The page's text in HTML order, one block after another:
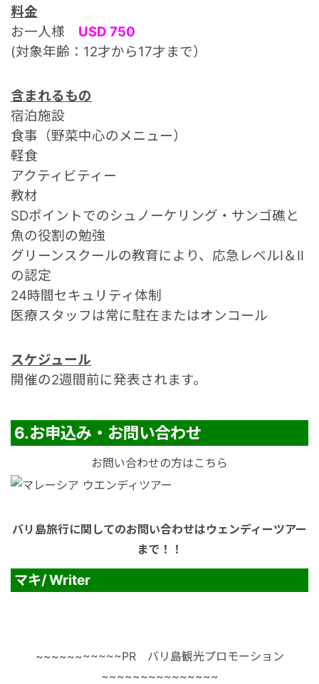
料金
お一人様 USD 750
(対象年齢：12才から17才まで）
含まれるもの
宿泊施設
食事（野菜中心のメニュー）
軽食
アクティビティー
教材
SDポイントでのシュノーケリング・サンゴ礁と
魚の役割の勉強
グリーンスクールの教育により、 応急レベルⅠ＆Ⅱ
の認定
24時間セキュリティ体制
医療スタッフは常に駐在またはオンコール
スケジュール
開催の2週間前に発表されます。
6.お申込み・お問い合わせ
お問い合わせの方はこちら
バリ島旅行に関してのお問い合わせはウェンディーツアー
まで！！
マキ/ Writer
~~~~~~~~~~~PR バリ島観光プロモーション
~~~~~~~~~~~~~~~